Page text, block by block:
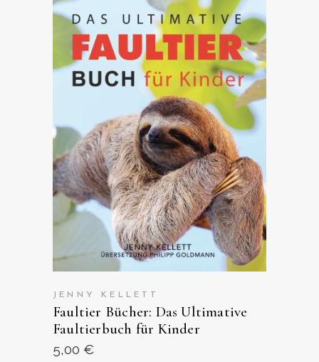
ANSEHEN AUF AMAZON
JENNY KELLETT
Faultier Bücher: Das Ultimative
Faultierbuch für Kinder
5,00 €